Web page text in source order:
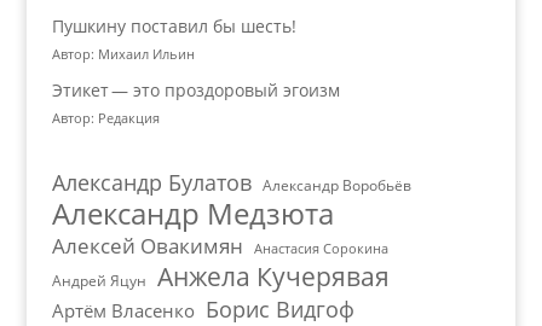
Пушкину поставил бы шесть!
Автор: Михаил Ильин
Этикет — это проздоровый эгоизм
Автор: Редакция
Александр Булатов Александр Воробьёв
Александр Медзюта
Алексей Овакимян Анастасия Сорокина
Андрей Яцун Анжела Кучерявая
Артём Власенко Борис Видгоф